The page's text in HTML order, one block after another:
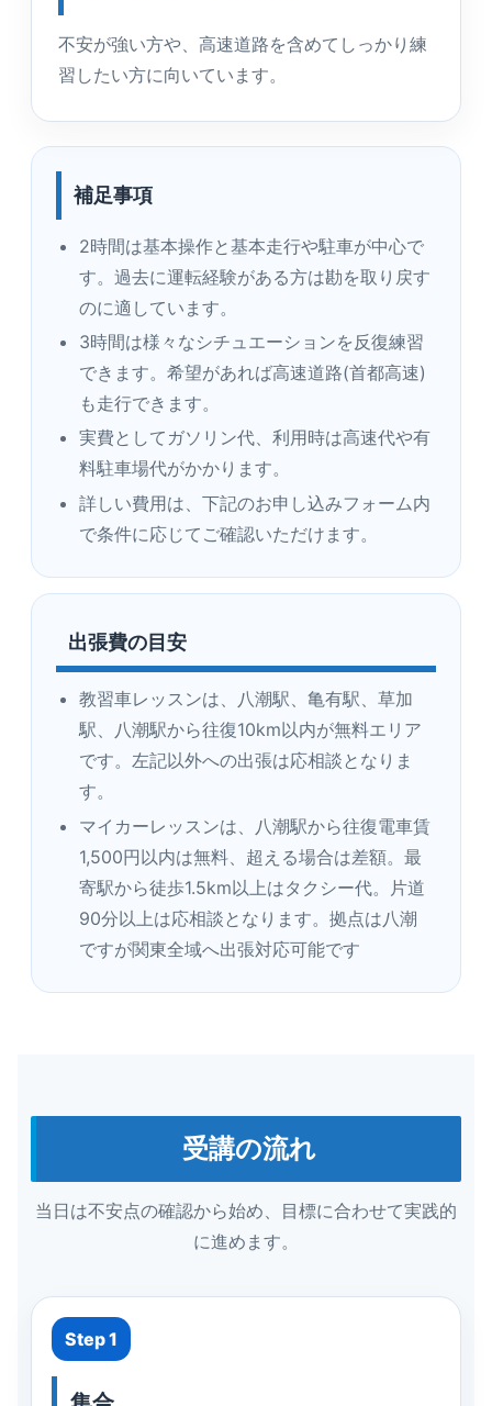
不安が強い方や、高速道路を含めてしっかり練
習したい方に向いています。
補足事項
2時間は基本操作と基本走行や駐車が中心で
す。過去に運転経験がある方は勘を取り戻す
のに適しています。
3時間は様々なシチュエーションを反復練習
できます。希望があれば高速道路(首都高速)
も走行できます。
実費としてガソリン代、利用時は高速代や有
料駐車場代がかかります。
詳しい費用は、下記のお申し込みフォーム内
で条件に応じてご確認いただけます。
出張費の目安
教習車レッスンは、八潮駅、亀有駅、草加
駅、八潮駅から往復10km以内が無料エリア
です。左記以外への出張は応相談となりま
す。
マイカーレッスンは、八潮駅から往復電車賃
1,500円以内は無料、超える場合は差額。最
寄駅から徒歩1.5km以上はタクシー代。片道
90分以上は応相談となります。拠点は八潮
ですが関東全域へ出張対応可能です
受講の流れ
当日は不安点の確認から始め、目標に合わせて実践的
に進めます。
Step 1